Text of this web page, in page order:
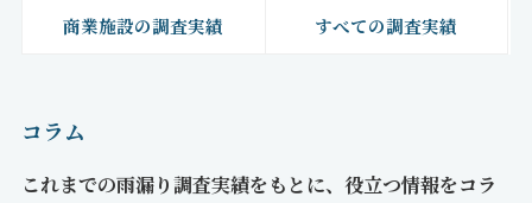
商業施設の調査実績 すべての調査実績
コラム
これまでの雨漏り調査実績をもとに、役立つ情報をコラ